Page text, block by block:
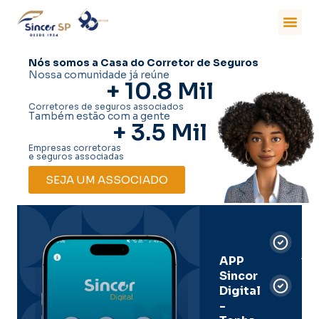
Nós somos a Casa do Corretor de Seguros
Nossa comunidade já reúne
+ 10.8 Mil
Corretores de seguros associados
Também estão com a gente
+ 3.5 Mil
Empresas corretoras
e seguros associadas
SEJA UM ASSOCIADO
APP
Sincor
Digital
-